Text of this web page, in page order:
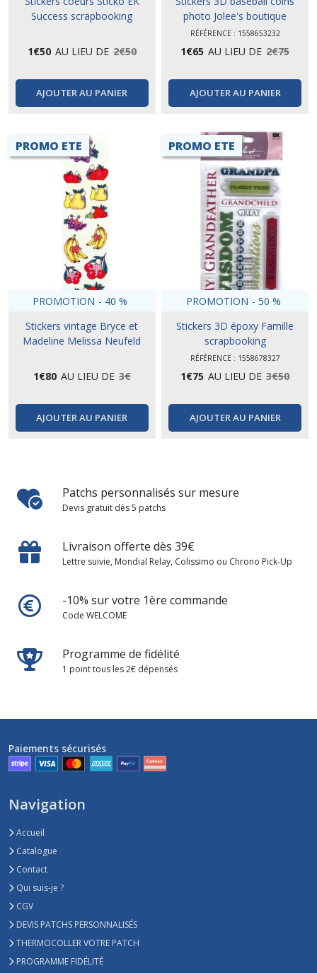
Success scrapbooking
1€50 AU LIEU DE 2€50
AJOUTER AU PANIER
photo Jolee's boutique
RÉFÉRENCE : 1558653232
1€65 AU LIEU DE 2€75
AJOUTER AU PANIER
PROMO ETE
PROMOTION - 40 %
Stickers vintage Bryce et
Madeline Melissa Neufeld
1€80 AU LIEU DE 3€
AJOUTER AU PANIER
PROMO ETE
PROMOTION - 50 %
Stickers 3D époxy Famille
scrapbooking
RÉFÉRENCE : 1558678327
1€75 AU LIEU DE 3€50
AJOUTER AU PANIER
Patchs personnalisés sur mesure
Devis gratuit dès 5 patchs
Livraison offerte dès 39€
Lettre suivie, Mondial Relay, Colissimo ou Chrono Pick-Up
-10% sur votre 1ère commande
Code WELCOME
Programme de fidélité
1 point tous les 2€ dépensés
Paiements sécurisés
Navigation
Accueil
Catalogue
Contact
Qui suis-je ?
CGV
DEVIS PATCHS PERSONNALISÉS
THERMOCOLLER VOTRE PATCH
PROGRAMME FIDÉLITÉ